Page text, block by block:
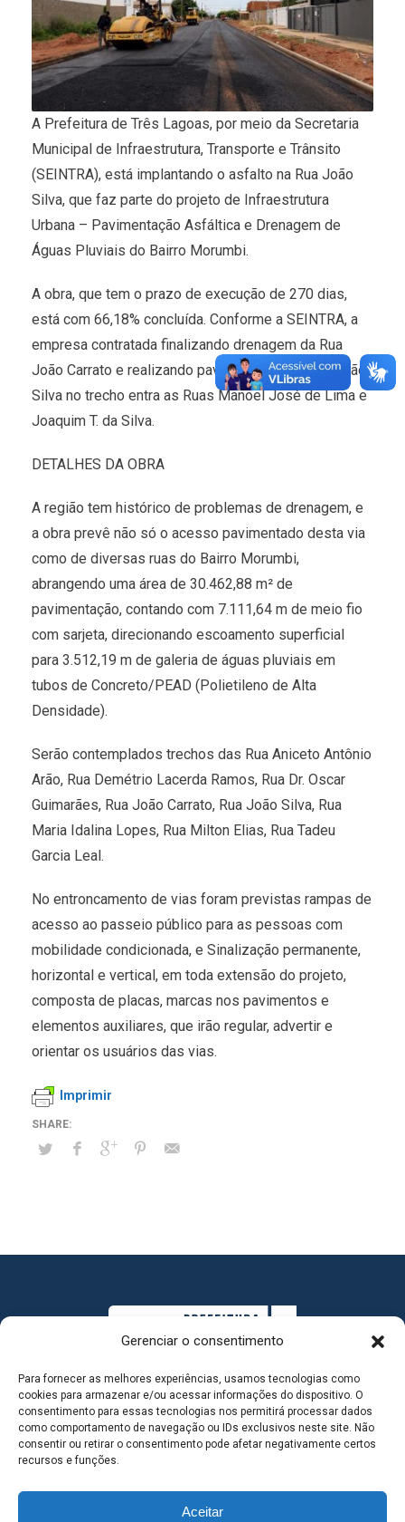
Gerenciar o consentimento
Para fornecer as melhores experiências, usamos tecnologias como
cookies para armazenar e/ou acessar informações do dispositivo. O
consentimento para essas tecnologias nos permitirá processar dados
como comportamento de navegação ou IDs exclusivos neste site. Não
consentir ou retirar o consentimento pode afetar negativamente certos
recursos e funções.
Aceitar
A Prefeitura de Três Lagoas, por meio da Secretaria
Municipal de Infraestrutura, Transporte e Trânsito
(SEINTRA), está implantando o asfalto na Rua João
Silva, que faz parte do projeto de Infraestrutura
Urbana – Pavimentação Asfáltica e Drenagem de
Águas Pluviais do Bairro Morumbi.
A obra, que tem o prazo de execução de 270 dias,
está com 66,18% concluída. Conforme a SEINTRA, a
empresa contratada finalizando drenagem da Rua
João Carrato e realizando pavimentação da Rua João
Silva no trecho entra as Ruas Manoel José de Lima e
Joaquim T. da Silva.
DETALHES DA OBRA
A região tem histórico de problemas de drenagem, e
a obra prevê não só o acesso pavimentado desta via
como de diversas ruas do Bairro Morumbi,
abrangendo uma área de 30.462,88 m² de
pavimentação, contando com 7.111,64 m de meio fio
com sarjeta, direcionando escoamento superficial
para 3.512,19 m de galeria de águas pluviais em
tubos de Concreto/PEAD (Polietileno de Alta
Densidade).
Serão contemplados trechos das Rua Aniceto Antônio
Arão, Rua Demétrio Lacerda Ramos, Rua Dr. Oscar
Guimarães, Rua João Carrato, Rua João Silva, Rua
Maria Idalina Lopes, Rua Milton Elias, Rua Tadeu
Garcia Leal.
No entroncamento de vias foram previstas rampas de
acesso ao passeio público para as pessoas com
mobilidade condicionada, e Sinalização permanente,
horizontal e vertical, em toda extensão do projeto,
composta de placas, marcas nos pavimentos e
elementos auxiliares, que irão regular, advertir e
orientar os usuários das vias.
Imprimir
MAPA DO SITE